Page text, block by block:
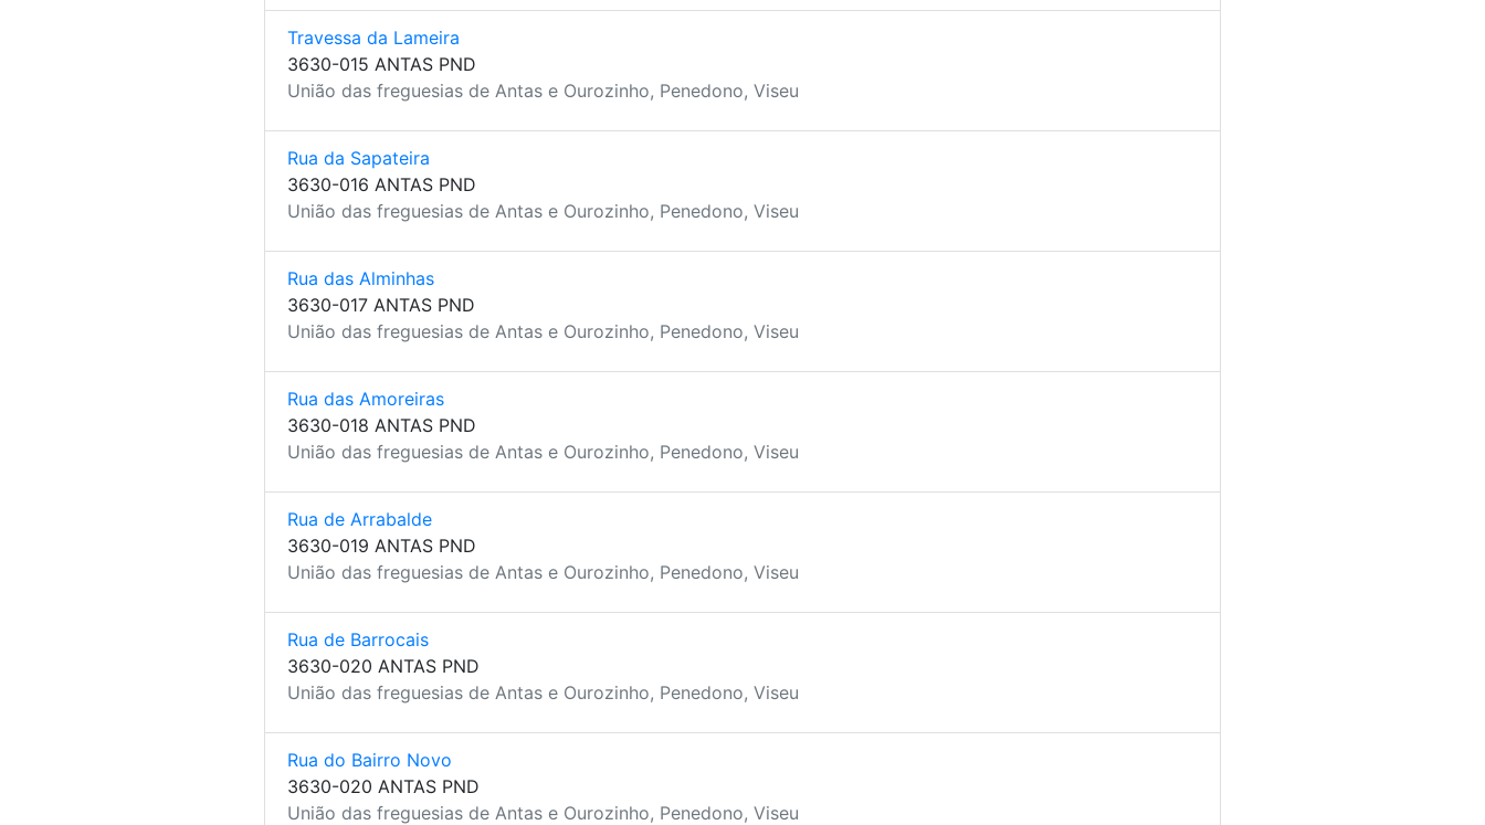
Travessa da Lameira
3630-015 ANTAS PND
União das freguesias de Antas e Ourozinho, Penedono, Viseu
Rua da Sapateira
3630-016 ANTAS PND
União das freguesias de Antas e Ourozinho, Penedono, Viseu
Rua das Alminhas
3630-017 ANTAS PND
União das freguesias de Antas e Ourozinho, Penedono, Viseu
Rua das Amoreiras
3630-018 ANTAS PND
União das freguesias de Antas e Ourozinho, Penedono, Viseu
Rua de Arrabalde
3630-019 ANTAS PND
União das freguesias de Antas e Ourozinho, Penedono, Viseu
Rua de Barrocais
3630-020 ANTAS PND
União das freguesias de Antas e Ourozinho, Penedono, Viseu
Rua do Bairro Novo
3630-020 ANTAS PND
União das freguesias de Antas e Ourozinho, Penedono, Viseu